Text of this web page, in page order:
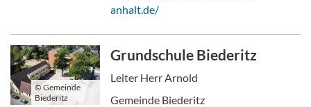
anhalt.de/
Grundschule Biederitz
Leiter Herr Arnold
Gemeinde Biederitz
© Gemeinde
Biederitz